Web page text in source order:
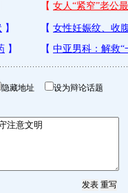
隐藏地址 设为辩论话题